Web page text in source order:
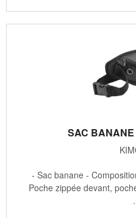
SAC BANANE
- Sac banane -
Poche zippée devant,